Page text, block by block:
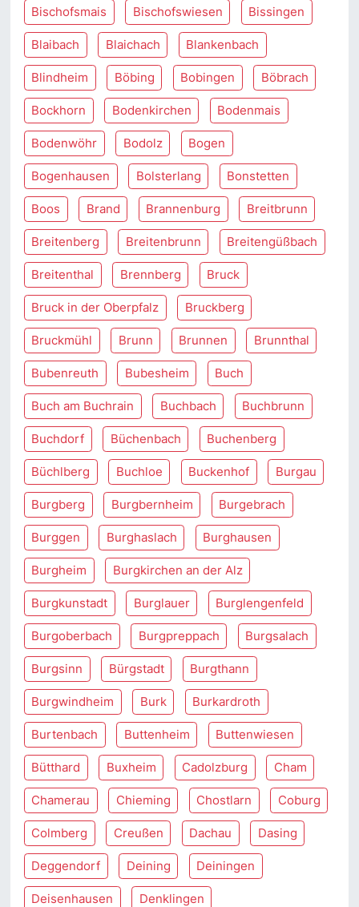
Bischofsmais Bischofswiesen Bissingen
Blaibach Blaichach Blankenbach
Blindheim Böbing Bobingen Böbrach
Bockhorn Bodenkirchen Bodenmais
Bodenwöhr Bodolz Bogen
Bogenhausen Bolsterlang Bonstetten
Boos Brand Brannenburg Breitbrunn
Breitenberg Breitenbrunn Breitengüßbach
Breitenthal Brennberg Bruck
Bruck in der Oberpfalz Bruckberg
Bruckmühl Brunn Brunnen Brunnthal
Bubenreuth Bubesheim Buch
Buch am Buchrain Buchbach Buchbrunn
Buchdorf Büchenbach Buchenberg
Büchlberg Buchloe Buckenhof Burgau
Burgberg Burgbernheim Burgebrach
Burggen Burghaslach Burghausen
Burgheim Burgkirchen an der Alz
Burgkunstadt Burglauer Burglengenfeld
Burgoberbach Burgpreppach Burgsalach
Burgsinn Bürgstadt Burgthann
Burgwindheim Burk Burkardroth
Burtenbach Buttenheim Buttenwiesen
Bütthard Buxheim Cadolzburg Cham
Chamerau Chieming Chostlarn Coburg
Colmberg Creußen Dachau Dasing
Deggendorf Deining Deiningen
Deisenhausen Denklingen